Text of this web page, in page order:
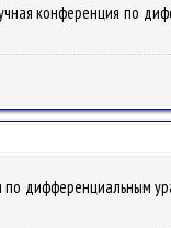
конференция по
дифференциальным